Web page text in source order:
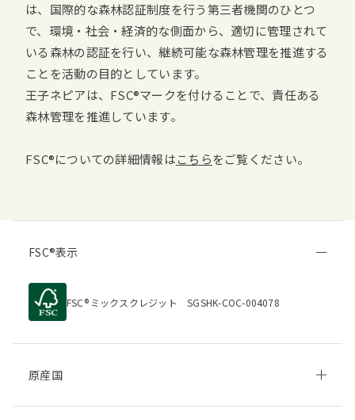
は、国際的な森林認証制度を行う第三者機関のひとつ
で、環境・社会・経済的な側面から、適切に管理されて
いる森林の認証を行い、継続可能な森林管理を推進する
ことを活動の目的としています。
王子ネピアは、 FSC マークを付けることで、責任ある
森林管理を推進しています。
FSC についての詳細情報はこちらをご覧ください。
FSC 表示
FSC ミックスクレジット SGSHK-COC-004078
原産国